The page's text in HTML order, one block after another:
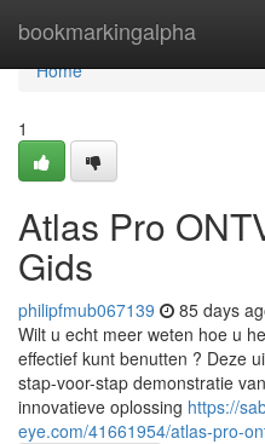
bookmarkingalpha
Home
Home
1
Atlas Pro
Gids
philipfmub067139 85 days
Wilt u echt meer weten hoe u
effectief kunt benutten ? Deze
stap-voor-stap demonstratie
innovatieve oplossing https://
eye.com/41661954/atlas-pro-